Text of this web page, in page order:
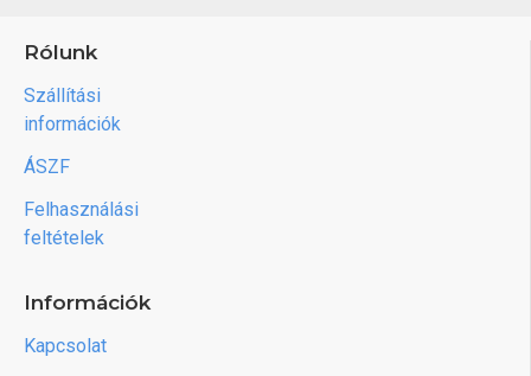
Rólunk
Szállítási
információk
ÁSZF
Felhasználási
feltételek
Információk
Kapcsolat